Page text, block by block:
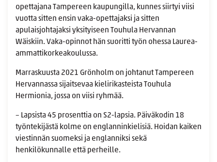
opettajana Tampereen kaupungilla, kunnes siirtyi viisi
vuotta sitten ensin vaka-opettajaksi ja sitten
apulaisjohtajaksi yksityiseen Touhula Hervannan
Wäiskiin. Vaka-opinnot hän suoritti työn ohessa Laurea-
ammattikorkeakoulussa.
Marraskuusta 2021 Grönholm on johtanut Tampereen
Hervannassa sijaitsevaa kielirikasteista Touhula
Hermionia, jossa on viisi ryhmää.
– Lapsista 45 prosenttia on S2-lapsia. Päiväkodin 18
työntekijästä kolme on englanninkielisiä. Hoidan kaiken
viestinnän suomeksi ja englanniksi sekä
henkilökunnalle että perheille.